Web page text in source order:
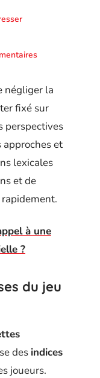
négliger la
fixé sur
perspectives
et
lexicales
et de
à une
?
du jeu
des indices
joueurs.